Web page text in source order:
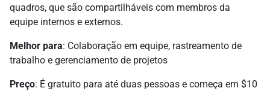
quadros, que são compartilháveis com membros da
equipe internos e externos.
Melhor para: Colaboração em equipe, rastreamento de
trabalho e gerenciamento de projetos
Preço: É gratuito para até duas pessoas e começa em $10